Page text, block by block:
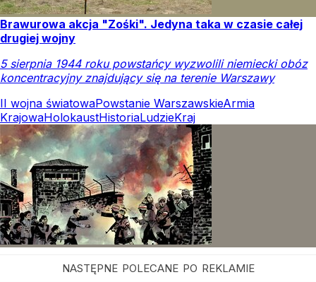
Brawurowa akcja "Zośki". Jedyna taka w czasie całej
drugiej wojny
5 sierpnia 1944 roku powstańcy wyzwolili niemiecki obóz
koncentracyjny znajdujący się na terenie Warszawy
II wojna światowaPowstanie WarszawskieArmia
KrajowaHolokaustHistoriaLudzieKraj